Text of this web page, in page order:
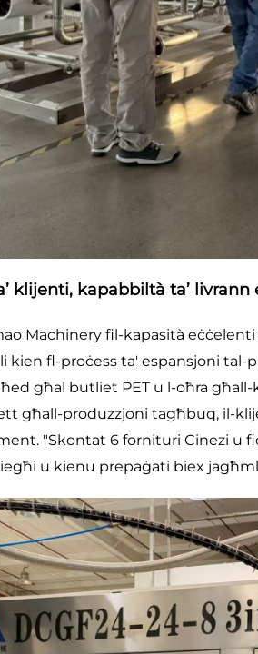
klijenti, kapabbiltà ta’ livrann
Machinery fil-kapasità
kien fl-proċess ta' espansjoni
għal butliet PET u l-oħra
għall-produzzjoni tagħbuq, il-
"Skontat 6 fornituri Cinezi u
u kienu prepaġati biex